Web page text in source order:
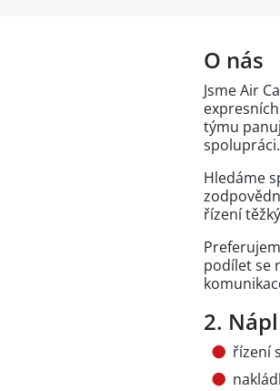
O nás
Jsme Air
týmu
spolupráci.
Hledáme
řízení
podílet se
2.
řízení